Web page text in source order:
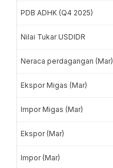
PDB ADHK (Q4 2025)
Nilai Tukar USDIDR
Neraca perdagangan (Mar)
Ekspor Migas (Mar)
Impor Migas (Mar)
Ekspor (Mar)
Impor (Mar)